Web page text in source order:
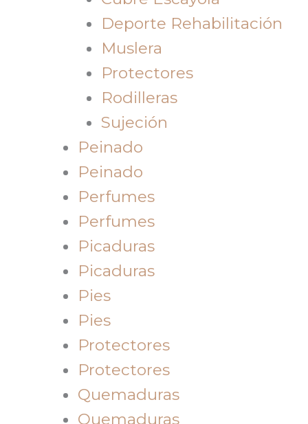
Deporte Rehabilitación
Muslera
Protectores
Rodilleras
Sujeción
Peinado
Peinado
Perfumes
Perfumes
Picaduras
Picaduras
Pies
Pies
Protectores
Protectores
Quemaduras
Quemaduras